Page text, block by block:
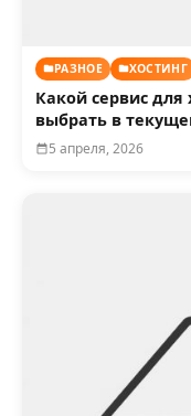
РАЗНОЕ ХОСТИНГ
Какой сервис
выбрать в
5 апреля, 2026